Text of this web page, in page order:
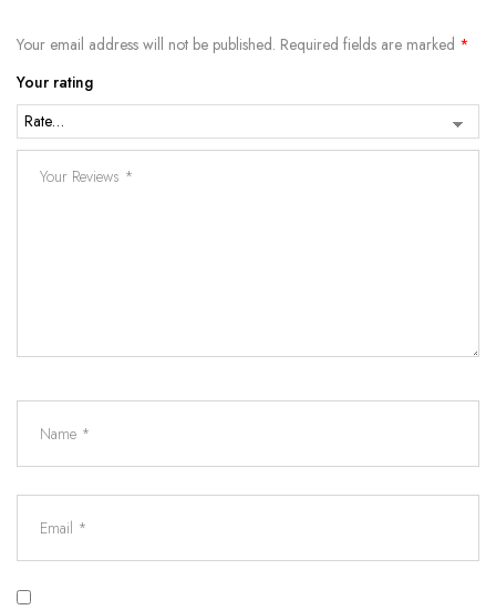
Your email address will not be published. Required fields are marked *
Your rating